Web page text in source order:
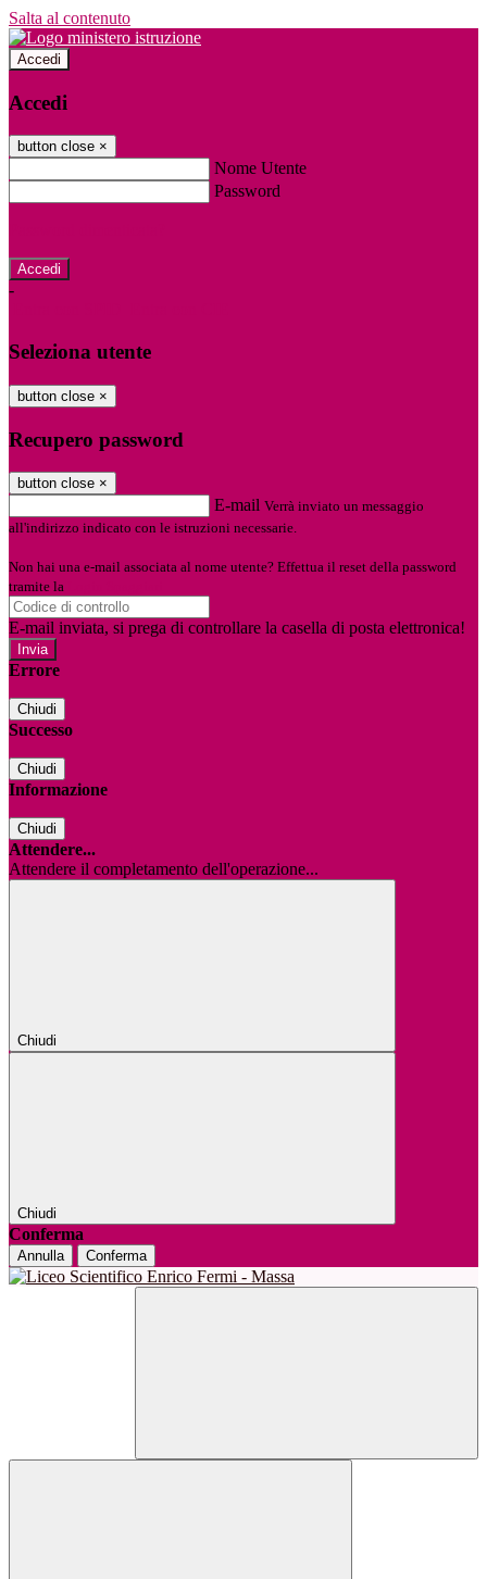
Salta al contenuto
Accedi
Accedi
button close ×
Nome Utente
Password
-
Seleziona utente
button close ×
Recupero password
button close ×
E-mail Verrà inviato un messaggio
all'indirizzo indicato con le istruzioni necessarie.
Non hai una e-mail associata al nome utente? Effettua il reset della password
tramite la
E-mail inviata, si prega di controllare la casella di posta elettronica!
Errore
Chiudi
Successo
Chiudi
Informazione
Chiudi
Attendere...
Attendere il completamento dell'operazione...
Chiudi
Chiudi
Conferma
Annulla Conferma